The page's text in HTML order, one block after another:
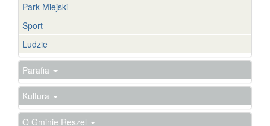
Park Miejski
Sport
Ludzie
Parafia
Kultura
O Gminie Reszel